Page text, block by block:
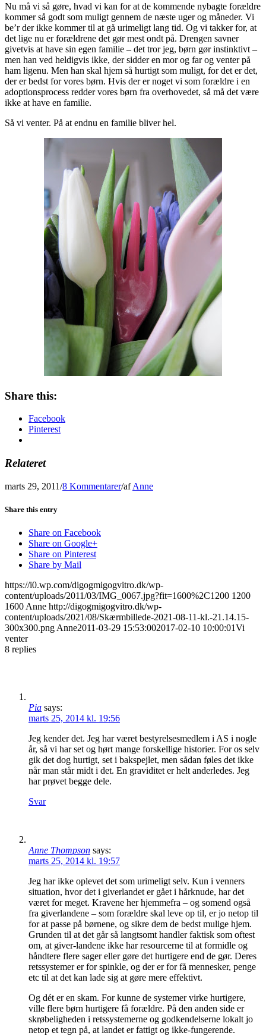
Nu må vi så gøre, hvad vi kan for at de kommende nybagte forældre
kommer så godt som muligt gennem de næste uger og måneder. Vi
be’r der ikke kommer til at gå urimeligt lang tid. Og vi takker for, at
det lige nu er forældrene det gør mest ondt på. Drengen savner
givetvis at have sin egen familie – det tror jeg, børn gør instinktivt –
men han ved heldigvis ikke, der sidder en mor og far og venter på
ham ligenu. Men han skal hjem så hurtigt som muligt, for det er det,
der er bedst for vores børn. Hvis der er noget vi som forældre i en
adoptionsprocess redder vores børn fra overhovedet, så må det være
ikke at have en familie.
Så vi venter. På at endnu en familie bliver hel.
Share this:
Facebook
Pinterest
Relateret
marts 29, 2011/8 Kommentarer/afAnne
Share this entry
Share on Facebook
Share on Google+
Share on Pinterest
Share by Mail
https://i0.wp.com/digogmigogvitro.dk/wp-
content/uploads/2011/03/IMG_0067.jpg?fit=1600%2C1200 1200
1600 Anne http://digogmigogvitro.dk/wp-
content/uploads/2021/08/Skærmbillede-2021-08-11-kl.-21.14.15-
300x300.png Anne2011-03-29 15:53:002017-02-10 10:00:01Vi
venter
8 replies
Pia says:
marts 25, 2014 kl. 19:56
Jeg kender det. Jeg har været bestyrelsesmedlem i AS i nogle
år, så vi har set og hørt mange forskellige historier. For os selv
gik det dog hurtigt, set i bakspejlet, men sådan føles det ikke
når man står midt i det. En graviditet er helt anderledes. Jeg
har prøvet begge dele.
Svar
Anne Thompson says:
marts 25, 2014 kl. 19:57
Jeg har ikke oplevet det som urimeligt selv. Kun i venners
situation, hvor det i giverlandet er gået i hårknude, har det
været for meget. Kravene her hjemmefra – og somend også
fra giverlandene – som forældre skal leve op til, er jo netop til
for at passe på børnene, og sikre dem de bedst mulige hjem.
Grunden til at det går så langtsomt handler faktisk som oftest
om, at giver-landene ikke har resourcerne til at formidle og
håndtere flere sager eller gøre det hurtigere end de gør. Deres
retssystemer er for spinkle, og der er for få mennesker, penge
etc til at det kan lade sig at gøre mere effektivt.
Og dét er en skam. For kunne de systemer virke hurtigere,
ville flere børn hurtigere få forældre. På den anden side er
skrøbeligheden i retssystemerne og godkendelserne lokalt jo
netop et tegn på, at landet er fattigt og ikke-fungerende.